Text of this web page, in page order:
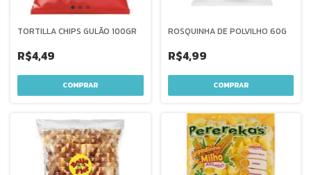
TORTILLA CHIPS GULÃO 100GR
R$4,49
ROSQUINHA DE POLVILHO 60G
R$4,99